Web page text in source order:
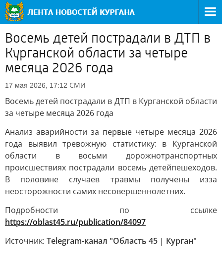
Восемь детей пострадали в ДТП в
Курганской области за четыре
месяца 2026 года
17 мая 2026, 17:12 СМИ
Восемь детей пострадали в ДТП в Курганской области
за четыре месяца 2026 года
Анализ аварийности за первые четыре месяца 2026
года выявил тревожную статистику: в Курганской
области в восьми дорожнотранспортных
происшествиях пострадали восемь детейпешеходов.
В половине случаев травмы получены изза
неосторожности самих несовершеннолетних.
Подробности по ссылке
https://oblast45.ru/publication/84097
Источник: Telegram-канал "Область 45 | Курган"